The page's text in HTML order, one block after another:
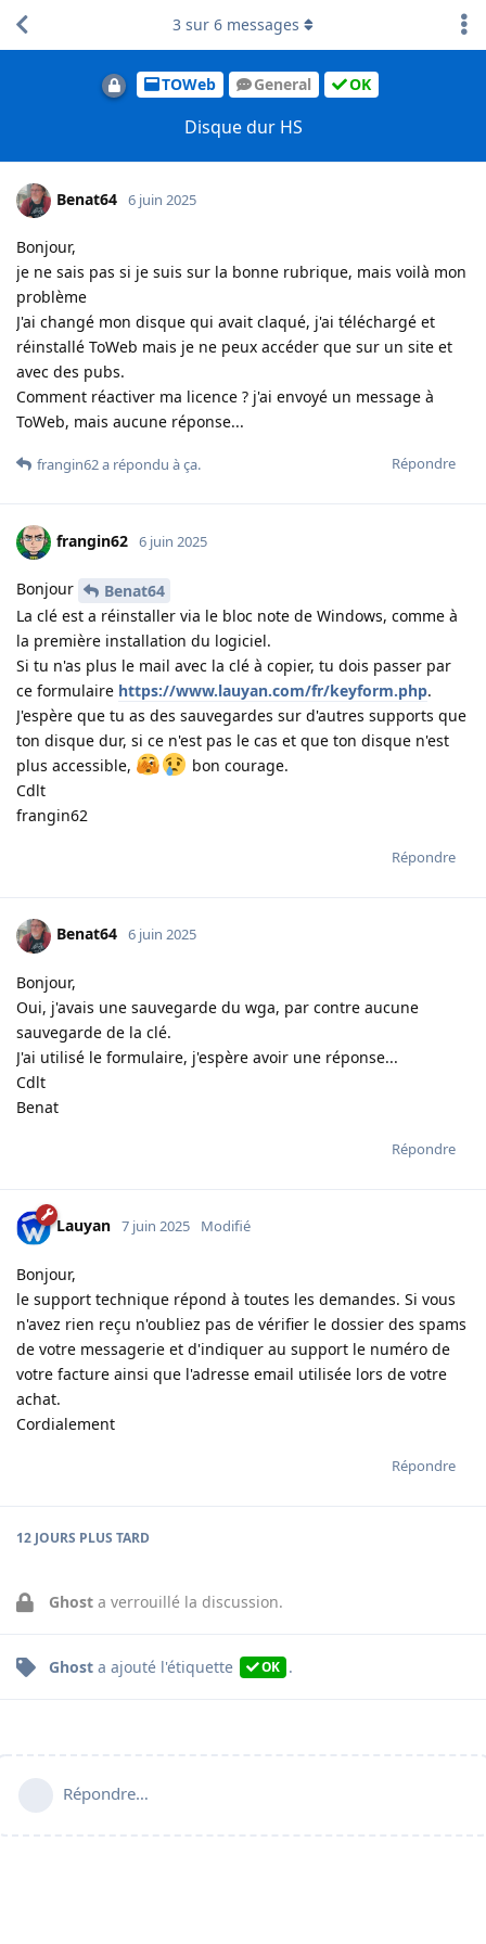
TOWeb General OK
Disque dur HS
3 sur 6 messages
Benat64 6 juin 2025
Bonjour,
je ne sais pas si je suis sur la bonne rubrique, mais voilà mon
problème
J'ai changé mon disque qui avait claqué, j'ai téléchargé et
réinstallé ToWeb mais je ne peux accéder que sur un site et
avec des pubs.
Comment réactiver ma licence ? j'ai envoyé un message à
ToWeb, mais aucune réponse...
Répondre
frangin62a répondu à ça.
frangin62 6 juin 2025
Bonjour
Benat64
La clé est a réinstaller via le bloc note de Windows, comme à
la première installation du logiciel.
Si tu n'as plus le mail avec la clé à copier, tu dois passer par
ce formulaire https://www.lauyan.com/fr/keyform.php.
J'espère que tu as des sauvegardes sur d'autres supports que
ton disque dur, si ce n'est pas le cas et que ton disque n'est
plus accessible,
bon courage.
Cdlt
frangin62
Répondre
Benat64 6 juin 2025
Bonjour,
Oui, j'avais une sauvegarde du wga, par contre aucune
sauvegarde de la clé.
J'ai utilisé le formulaire, j'espère avoir une réponse...
Cdlt
Benat
Répondre
Lauyan 7 juin 2025 Modifié
Bonjour,
le support technique répond à toutes les demandes. Si vous
n'avez rien reçu n'oubliez pas de vérifier le dossier des spams
de votre messagerie et d'indiquer au support le numéro de
votre facture ainsi que l'adresse email utilisée lors de votre
achat.
Cordialement
Répondre
12 JOURS PLUS TARD
Ghost a verrouillé la discussion.
Ghost a ajouté l'étiquette OK .
Répondre…